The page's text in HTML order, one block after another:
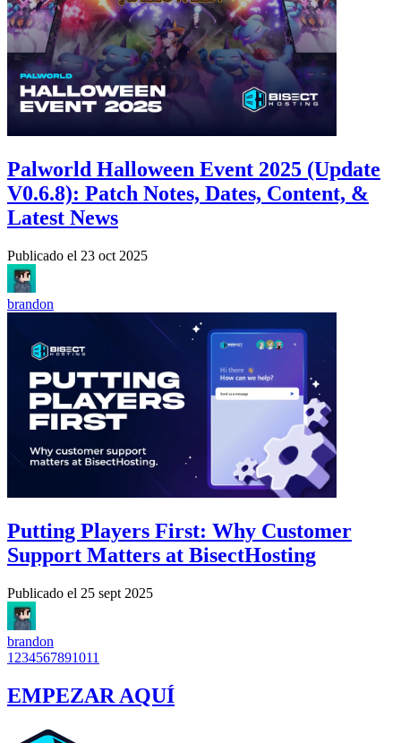
Palworld Halloween Event 2025 (Update
V0.6.8): Patch Notes, Dates, Content, &
Latest News
Publicado el 23 oct 2025
brandon
Putting Players First: Why Customer
Support Matters at BisectHosting
Publicado el 25 sept 2025
brandon
1 234567891011
EMPEZAR AQUÍ